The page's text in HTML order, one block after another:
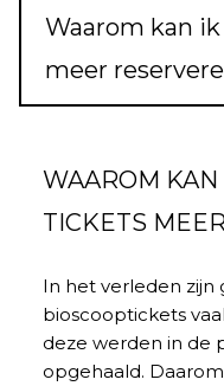
Waarom kan
meer
WAAROM
TICKETS
In het verleden zijn
bioscooptickets
deze werden in de
opgehaald.